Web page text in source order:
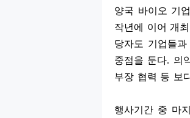
양국 바이오 기
작년에 이어 개
당자도 기업들
중점을 둔다. 의
부장 협력 등 보
행사기간 중 마